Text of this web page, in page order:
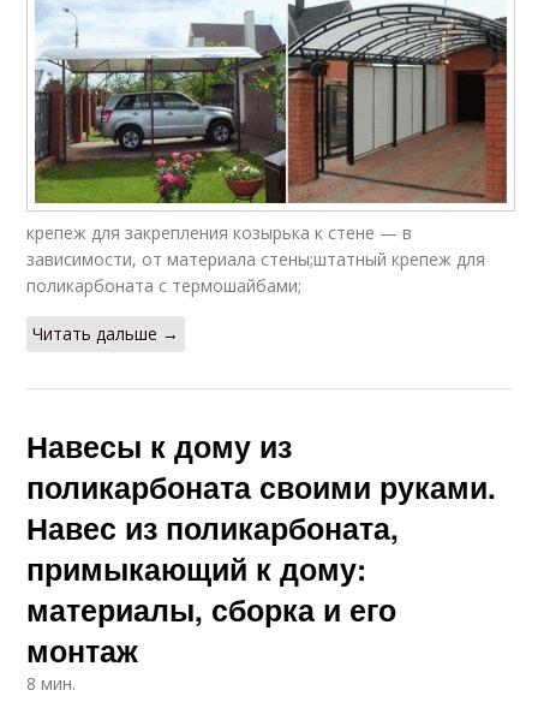
крепеж для закрепления козырька к стене — в
зависимости, от материала стены;штатный крепеж для
поликарбоната с термошайбами;
Читать дальше →
Навесы к дому из
поликарбоната своими руками.
Навес из поликарбоната,
примыкающий к дому:
материалы, сборка и его
монтаж
8 мин.